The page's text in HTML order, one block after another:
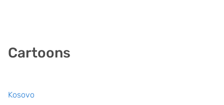
Cartoons
Kosovo